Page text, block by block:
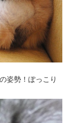
姿勢！ぽっこり